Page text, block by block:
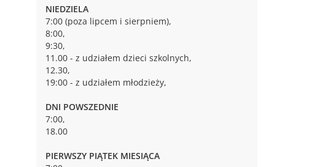
NIEDZIELA
7:00 (poza lipcem i sierpniem),
8:00,
9:30,
11.00 - z udziałem dzieci szkolnych,
12.30,
19:00 - z udziałem młodzieży,
DNI POWSZEDNIE
7:00,
18.00
PIERWSZY PIĄTEK MIESIĄCA